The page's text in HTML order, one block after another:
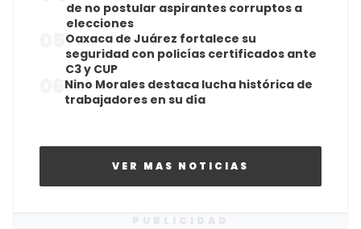
de no postular aspirantes corruptos a
elecciones
Oaxaca de Juárez fortalece su
seguridad con policías certificados ante
C3 y CUP
Nino Morales destaca lucha histórica de
trabajadores en su día
VER MAS NOTICIAS